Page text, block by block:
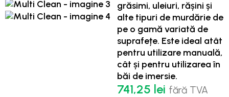
grăsimi, uleiuri, rășini și
alte tipuri de murdărie de
pe o gamă variată de
suprafețe. Este ideal atât
pentru utilizare manuală,
cât și pentru utilizarea în
băi de imersie.
741,25 lei fără TVA